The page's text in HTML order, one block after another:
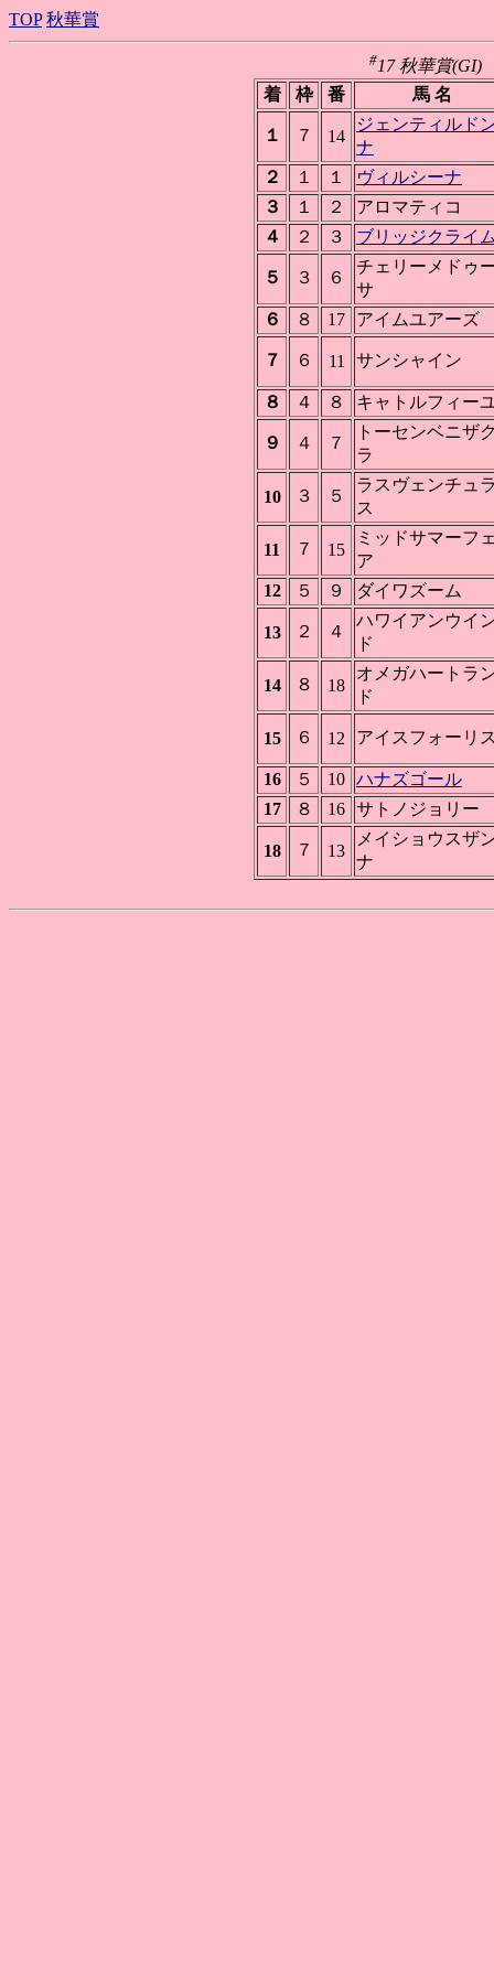
TOP 秋華賞
#17 秋華賞(GI)
着
枠 番 馬 名
１ ７ 14
ジェンティルド
ナ
２
１ １
ヴィルシーナ
３
１ ２
アロマティコ
４
２ ３ ブリッジクライ
５ ３ ６
チェリーメドゥ
サ
６
８ 17 アイムユアーズ
７ ６ 11 サンシャイン
８ ４ ８ キャトルフィー
９ ４ ７
トーセンベニザ
ラ
10 ３ ５
ラスヴェンチュ
ス
11 ７ 15
ミッドサマーフ
ア
12
５ ９ ダイワズーム
13 ２ ４
ハワイアンウイ
ド
14 ８ 18
オメガハートラ
ド
15 ６ 12 アイスフォーリ
16 ５ 10 ハナズゴール
17
８ 16 サトノジョリー
18 ７ 13
メイショウスザ
ナ